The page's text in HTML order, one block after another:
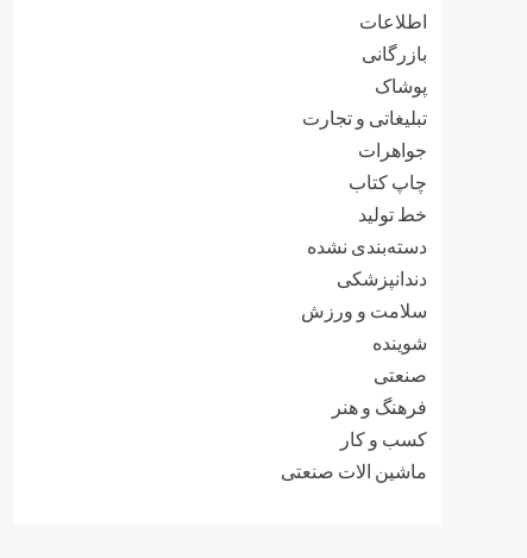
اطلاعات
بازرگانی
پوشاک
تبلیغاتی و تجارت
جواهرات
چاپ کتاب
خط تولید
دسته‌بندی نشده
دندانپزشکی
سلامت و ورزش
شوینده
صنعتی
فرهنگ و هنر
کسب و کار
ماشین الات صنعتی